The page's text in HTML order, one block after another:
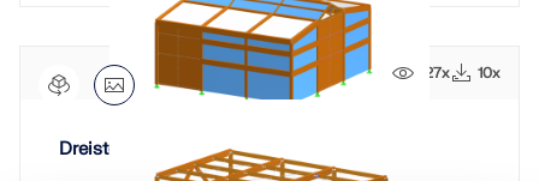
127x 10x
Dreistöckiges Gewerbegebäude aus Holz